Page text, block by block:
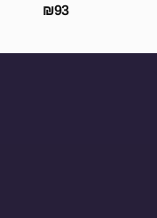
₪93